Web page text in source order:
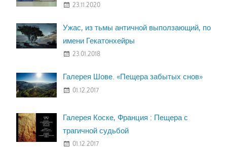
23.11.2020
Ужас, из тьмы античной выползающий, по
имени Гекатонхейры
23.01.2018
Галерея Шове. «Пещера забытых снов»
01.12.2017
Галерея Коске, Франция : Пещера с
трагичной судьбой
01.12.2017